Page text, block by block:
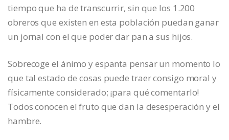
tiempo que ha de transcurrir, sin que los 1.200
obreros que existen en esta población puedan ganar
un jornal con el que poder dar pan a sus hijos.
Sobrecoge el ánimo y espanta pensar un momento lo
que tal estado de cosas puede traer consigo moral y
físicamente considerado; ¡para qué comentarlo!
Todos conocen el fruto que dan la desesperación y el
hambre.